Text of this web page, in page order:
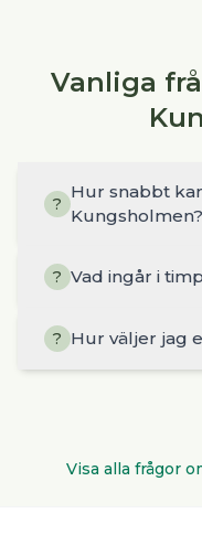
Vanliga
?
Hur snabbt
Kungsholmen?
? Vad ingår i
? Hur väljer jag
Visa alla frågor